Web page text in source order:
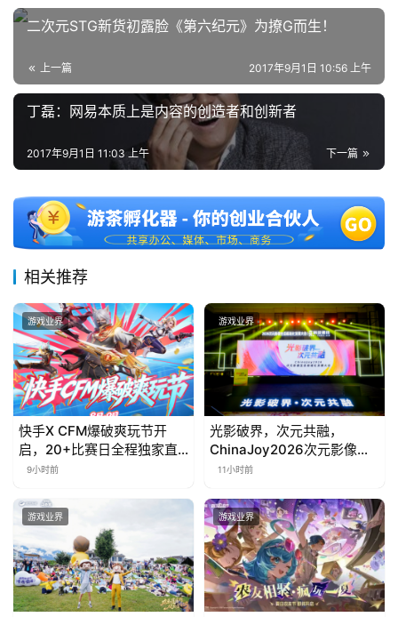
接
上
海
中
文
(
中
)
二次元STG新货初露脸《第六纪元》为撩G而生！
上一篇 2017年9月1日 10:56 上午
丁磊：网易本质上是内容的创造者和创新者
下一篇
2017年9月1日 11:03 上午
相关推荐
游戏业界
快手X CFM爆破爽玩节开
启，20+比赛日全程独家直
播
9小时前
游戏业界
光影破界，次元共融，
ChinaJoy2026次元影像生
态标准化发展大会盛大召开
11小时前
游戏业界 游戏业界